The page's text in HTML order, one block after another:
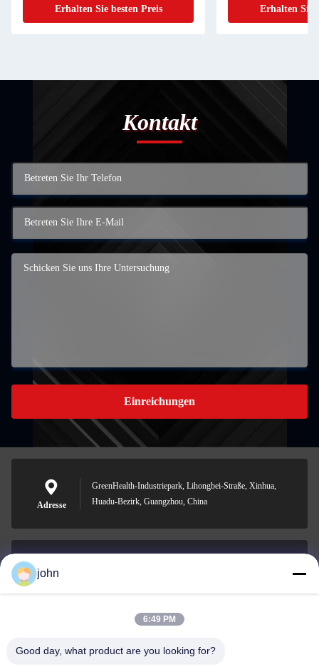
Erhalten Sie besten Preis Erhalten Sie
Kontakt
Einreichungen
Adresse
GreenHealth-Industriepark, Lihongbei-Straße, Xinhua,
Huadu-Bezirk, Guangzhou, China
0086-153-7406-6785
john
6:49 PM
Good day, what product are you looking for?